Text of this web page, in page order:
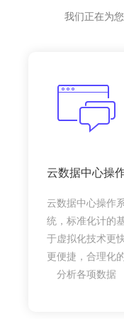
我们正在为
云数据中心操
云数据中心操作
统，标准化计的
于虚拟化技术更
更便捷，合理化
分析各项数据